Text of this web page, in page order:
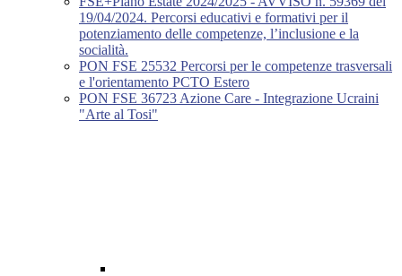
19/04/2024. Percorsi educativi e formativi per il
potenziamento delle competenze, l’inclusione e la
socialità.
PON FSE 25532 Percorsi per le competenze trasversali
e l'orientamento PCTO Estero
PON FSE 36723 Azione Care - Integrazione Ucraini
"Arte al Tosi"